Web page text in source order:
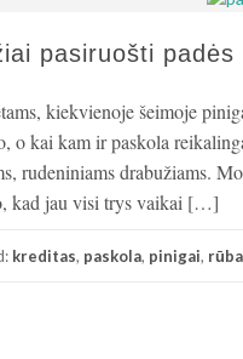
pasiruošti padės
kiekvienoje šeimoje
o kai kam ir paskola
rudeniniams drabužiams.
kad jau visi trys vaikai […]
kreditas, paskola, pinigai,